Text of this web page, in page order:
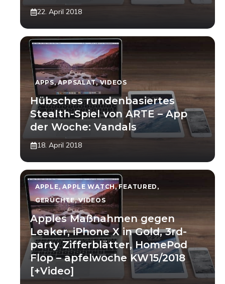
22. April 2018
APPS,APPSALAT,VIDEOS
Hübsches rundenbasiertes
Stealth-Spiel von ARTE – App
der Woche: Vandals
18. April 2018
APPLE,APPLE WATCH,FEATURED ,
GERÜCHTE,VIDEOS
Apples Maßnahmen gegen
Leaker, iPhone X in Gold, 3rd-
party Zifferblätter, HomePod
Flop – apfelwoche KW15/2018
[+Video]